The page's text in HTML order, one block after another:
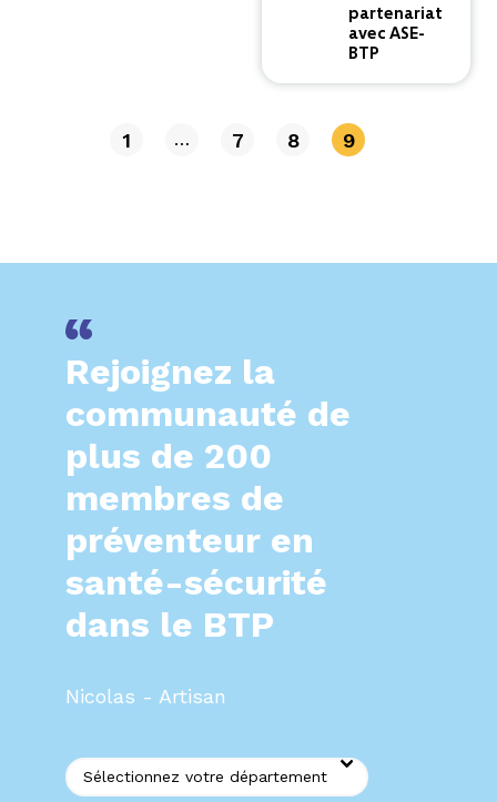
partenariat
avec ASE-
BTP
1 … 7 8 9
Rejoignez la
communauté de
plus de 200
membres de
préventeur en
santé-sécurité
dans le BTP
Nicolas - Artisan